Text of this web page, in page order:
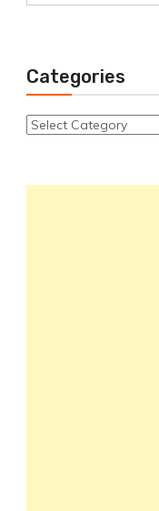
Categories
Categories